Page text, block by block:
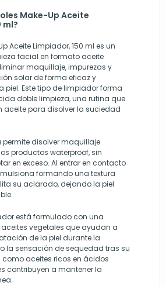
Make-Up Aceite
ml?
Aceite Limpiador, 150 ml es un
facial en formato aceite
maquillaje, impurezas y
solar de forma eficaz y
piel. Este tipo de limpiador forma
doble limpieza, una rutina que
aceite para disolver la suciedad
permite disolver maquillaje
productos waterproof, sin
en exceso. Al entrar en contacto
formando una textura
su aclarado, dejando la piel
está formulado con una
vegetales que ayudan a
de la piel durante la
la sensación de sequedad tras su
como aceites ricos en ácidos
contribuyen a mantener la